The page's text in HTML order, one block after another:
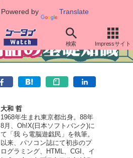
Powered by Translate
検索 Impressサイト
大和 哲
1968年生まれ東京都出身。88年
8月、Oh!X(日本ソフトバンク)に
て「我 ら電脳遊戯民」を執筆。
以来、パソコン誌にて初歩のプ
ログラミング、HTML、CGI、イ